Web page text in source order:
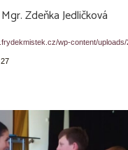
Zdeňka Jedličková
wp-content/
27